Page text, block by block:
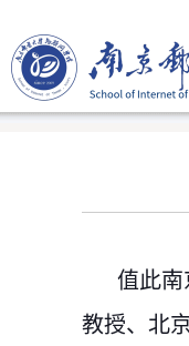
值此南
教授、北